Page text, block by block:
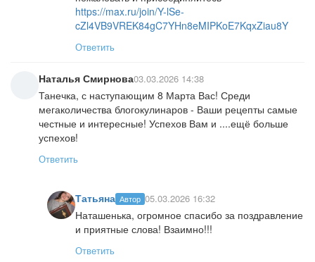
https://max.ru/join/Y-lSe-
cZl4VB9VREK84gC7YHn8eMIPKoE7KqxZiau8Y
Ответить
Наталья Смирнова03.03.2026 14:38
Танечка, с наступающим 8 Марта Вас! Среди
мегаколичества блогокулинаров - Ваши рецепты самые
честные и интересные! Успехов Вам и ....ещё больше
успехов!
Ответить
Татьяна Автор 05.03.2026 16:32
Наташенька, огромное спасибо за поздравление
и приятные слова! Взаимно!!!
Ответить